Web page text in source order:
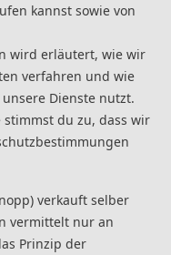
kannst sowie von
wird erläutert, wie wir
verfahren und wie
Dienste nutzt.
du zu, dass wir
verkauft selber
vermittelt nur an
Prinzip der